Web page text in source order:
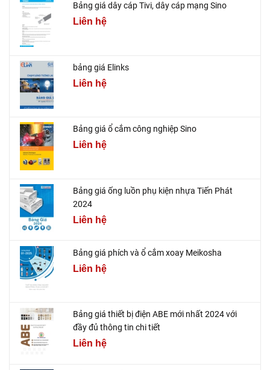
Bảng giá dây cáp Tivi, dây cáp mạng Sino
Liên hệ
bảng giá Elinks
Liên hệ
Bảng giá ổ cắm công nghiệp Sino
Liên hệ
Bảng giá ống luồn phụ kiện nhựa Tiến Phát
2024
Liên hệ
Bảng giá phích và ổ cắm xoay Meikosha
Liên hệ
Bảng giá thiết bị điện ABE mới nhất 2024 với
đầy đủ thông tin chi tiết
Liên hệ